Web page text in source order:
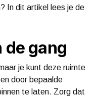
In dit artikel lees je de
de gang
je kunt deze ruimte
door bepaalde
te laten. Zorg dat